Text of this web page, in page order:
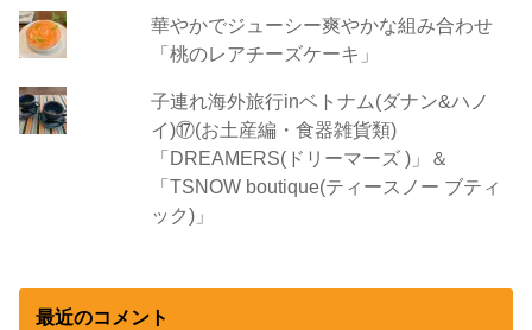
華やかでジューシー爽やかな組み合わせ
「桃のレアチーズケーキ」
子連れ海外旅行inベトナム(ダナン&ハノ
イ)⑰(お土産編・食器雑貨類)
「DREAMERS(ドリーマーズ )」＆
「TSNOW boutique(ティースノー ブティ
ック)」
最近のコメント